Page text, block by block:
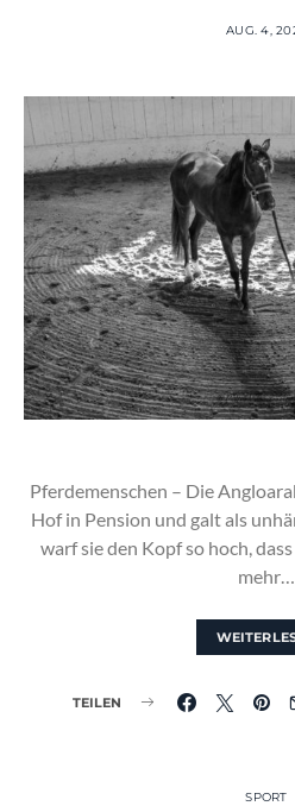
AUG. 4,
Pferdemenschen – Die
Hof in Pension und galt als
warf sie den Kopf so hoch,
mehr…
TEILEN
SPORT